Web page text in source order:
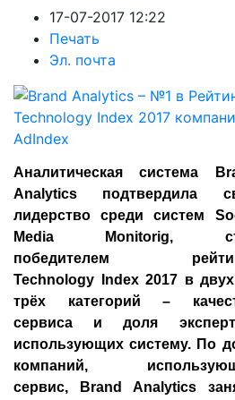
17-07-2017 12:22
Печать
Эл. почта
Аналитическая система
Analytics подтвердила
лидерство среди систем
Media Monitorig,
победителем
Technology Index 2017 в
трёх категорий –
сервиса и доля
использующих систему. По
компаний,
сервис, Brand Analytics